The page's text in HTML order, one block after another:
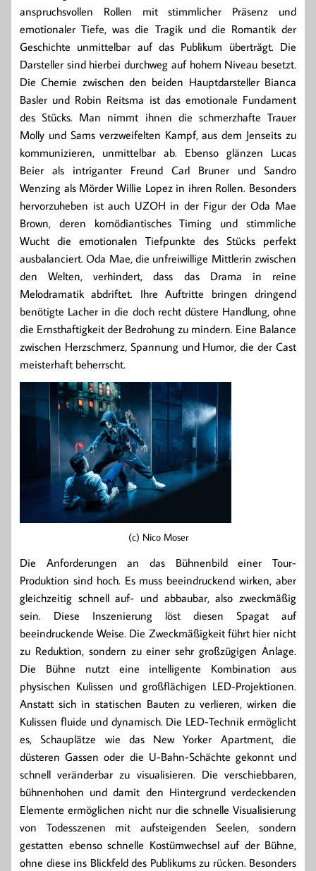
anspruchsvollen Rollen mit stimmlicher Präsenz und
emotionaler Tiefe, was die Tragik und die Romantik der
Geschichte unmittelbar auf das Publikum überträgt. Die
Darsteller sind hierbei durchweg auf hohem Niveau besetzt.
Die Chemie zwischen den beiden Hauptdarsteller Bianca
Basler und Robin Reitsma ist das emotionale Fundament
des Stücks. Man nimmt ihnen die schmerzhafte Trauer
Molly und Sams verzweifelten Kampf, aus dem Jenseits zu
kommunizieren, unmittelbar ab. Ebenso glänzen Lucas
Beier als intriganter Freund Carl Bruner und Sandro
Wenzing als Mörder Willie Lopez in ihren Rollen. Besonders
hervorzuheben ist auch UZOH in der Figur der Oda Mae
Brown, deren komödiantisches Timing und stimmliche
Wucht die emotionalen Tiefpunkte des Stücks perfekt
ausbalanciert. Oda Mae, die unfreiwillige Mittlerin zwischen
den Welten, verhindert, dass das Drama in reine
Melodramatik abdriftet. Ihre Auftritte bringen dringend
benötigte Lacher in die doch recht düstere Handlung, ohne
die Ernsthaftigkeit der Bedrohung zu mindern. Eine Balance
zwischen Herzschmerz, Spannung und Humor, die der Cast
meisterhaft beherrscht.
(c) Nico Moser
Die Anforderungen an das Bühnenbild einer Tour-
Produktion sind hoch. Es muss beeindruckend wirken, aber
gleichzeitig schnell auf- und abbaubar, also zweckmäßig
sein. Diese Inszenierung löst diesen Spagat auf
beeindruckende Weise. Die Zweckmäßigkeit führt hier nicht
zu Reduktion, sondern zu einer sehr großzügigen Anlage.
Die Bühne nutzt eine intelligente Kombination aus
physischen Kulissen und großflächigen LED-Projektionen.
Anstatt sich in statischen Bauten zu verlieren, wirken die
Kulissen fluide und dynamisch. Die LED-Technik ermöglicht
es, Schauplätze wie das New Yorker Apartment, die
düsteren Gassen oder die U-Bahn-Schächte gekonnt und
schnell veränderbar zu visualisieren. Die verschiebbaren,
bühnenhohen und damit den Hintergrund verdeckenden
Elemente ermöglichen nicht nur die schnelle Visualisierung
von Todesszenen mit aufsteigenden Seelen, sondern
gestatten ebenso schnelle Kostümwechsel auf der Bühne,
ohne diese ins Blickfeld des Publikums zu rücken. Besonders